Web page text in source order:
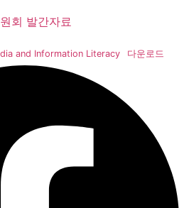
회 발간자료
and Information Literacy 다운로드